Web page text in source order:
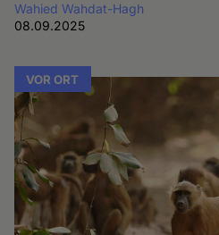
Wahied Wahdat-Hagh
08.09.2025
VOR ORT